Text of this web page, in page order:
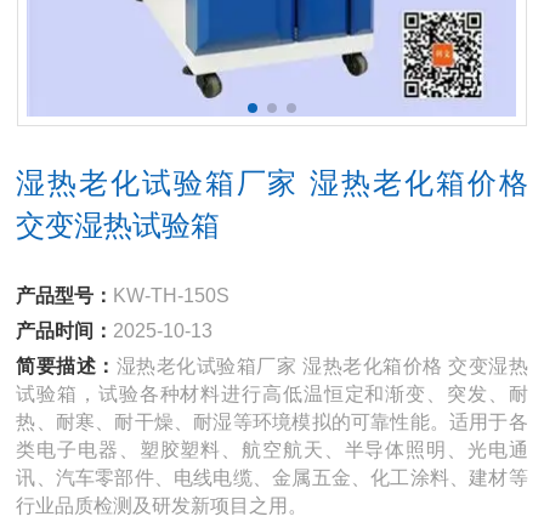
湿热老化试验箱厂家 湿热老化箱价格
交变湿热试验箱
产品型号： KW-TH-150S
产品时间： 2025-10-13
简要描述： 湿热老化试验箱厂家 湿热老化箱价格 交变湿热
试验箱，试验各种材料进行高低温恒定和渐变、突发、耐
热、耐寒、耐干燥、耐湿等环境模拟的可靠性能。适用于各
类电子电器、塑胶塑料、航空航天、半导体照明、光电通
讯、汽车零部件、电线电缆、金属五金、化工涂料、建材等
行业品质检测及研发新项目之用。